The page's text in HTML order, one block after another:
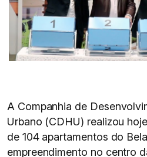
A Companhia de
Urbano (CDHU) realizou
de 104 apartamentos do
empreendimento no centro